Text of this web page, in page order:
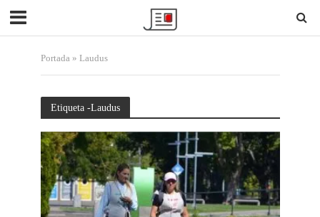
Portada» Laudus
Etiqueta -Laudus